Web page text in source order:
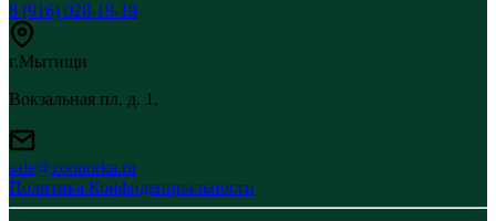
8 (916) 028-19-19
г.Мытищи
Вокзальная пл, д. 1,
sale@zoonorka.ru
Политика Конфиденциальности